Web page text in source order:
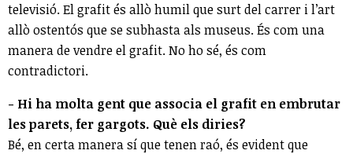
televisió. El grafit és allò humil que surt del carrer i l’art
allò ostentós que se subhasta als museus. És com una
manera de vendre el grafit. No ho sé, és com
contradictori.
- Hi ha molta gent que associa el grafit en embrutar
les parets, fer gargots. Què els diries?
Bé, en certa manera sí que tenen raó, és evident que